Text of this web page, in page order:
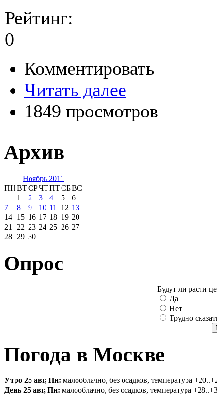
Рейтинг:
0
Комментировать
Читать далее
1849 просмотров
Архив
Ноябрь 2011
ПНВТСРЧТПТСБВС
1
2 3 4 5
6
7
8 9 10 11 12 13
14
15 16 17 18 19 20
21
22 23 24 25 26 27
28
29 30
Опрос
Будут ли расти
Да
Нет
Трудно
Погода в Москве
Утро 25 авг, Пн: малооблачно, без осадков, температура
День 25 авг, Пн: малооблачно, без осадков, температура